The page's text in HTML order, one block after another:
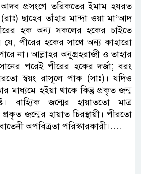
আদব প্রসংগে তরিকতের ইমাম হযরত
ছাহেব তাঁহার মান্দা ওয়া মা’আদ
হক অন্য সকলের হকের চাইতে
পীরের হকের সাথে অন্য কাহারো
না। আল্লাহর অনুগ্রহরাজী ও তাহার
পরেই পীরের হকের দর্জা; বরং
স্বয়ং রাসূলে পাক (সাঃ)। যদিও
মাধ্যমে হইয়া থাকে কিন্তু প্রকৃত জন্ম
বাহ্যিক জন্মের হায়াততো মাত্র
জন্মের হায়াত চিরস্থায়ী। পীরতো
অপবিত্রতা পরিস্কারকারী।….